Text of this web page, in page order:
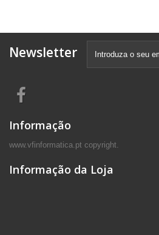
Newsletter
Informação
www.vfinformatica.pt copyright.
Informação da Loja